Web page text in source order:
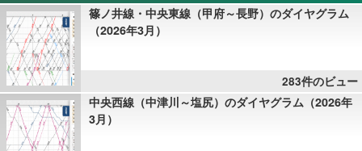
篠ノ井線・中央東線（甲府～長野）のダイヤグラム
（2026年3月）
283件のビュー
中央西線（中津川～塩尻）のダイヤグラム（2026年
3月）